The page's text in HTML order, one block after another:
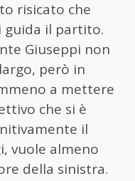
risicato che
il partito.
Giuseppi non
però in
a mettere
che si è
il
vuole almeno
della sinistra.